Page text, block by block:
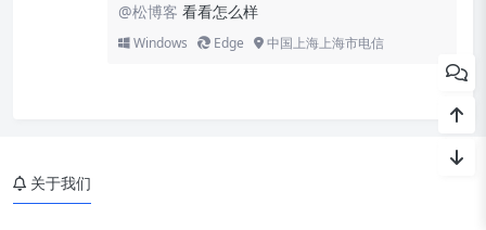
@松博客 看看怎么样
Windows Edge 中国上海上海市电信
关于我们